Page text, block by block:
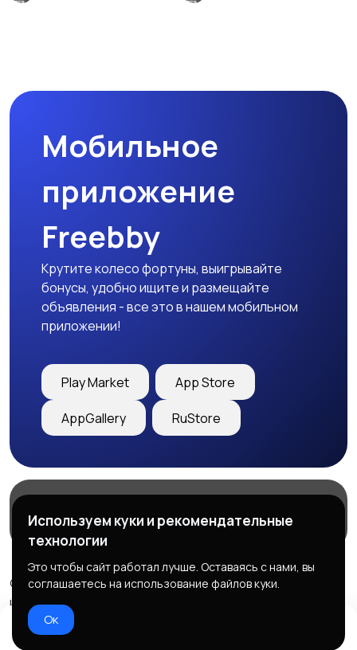
Мобильное
приложение
Freebby
Крутите колесо фортуны, выигрывайте
бонусы, удобно ищите и размещайте
объявления - все это в нашем мобильном
приложении!
Play Market App Store
AppGallery RuStore
Служба поддержки
© 2026 Freebby - Сервис бесплатных объявлений ДНР
и ЛНР
Правила сервиса
Используем куки и рекомендательные
технологии
Это чтобы сайт работал лучше. Оставаясь с нами, вы
соглашаетесь на использование файлов куки.
Ок